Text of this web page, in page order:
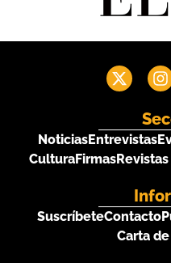
NoticiasEntrevistas
CulturaFirmasRevistas
SuscríbeteContacto
Carta